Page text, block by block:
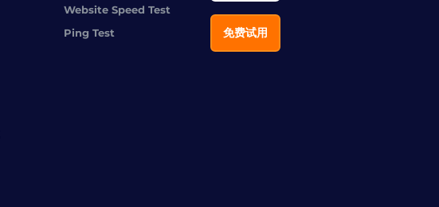
Website Speed Test
Ping Test
免费试用